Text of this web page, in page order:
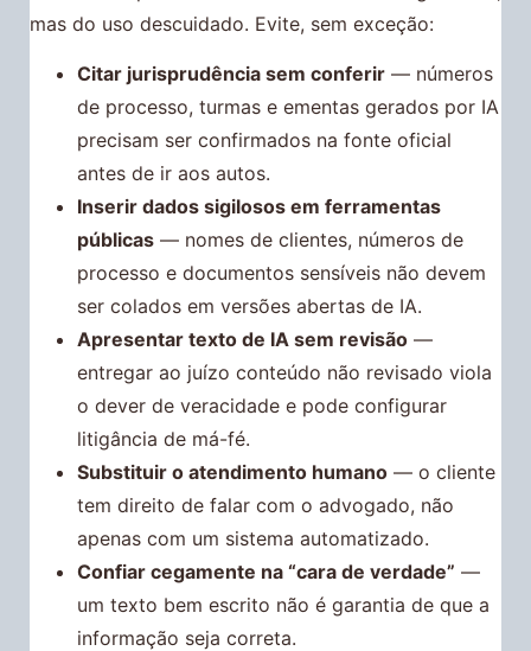
mas do uso descuidado. Evite, sem exceção:
Citar jurisprudência sem conferir — números
de processo, turmas e ementas gerados por IA
precisam ser confirmados na fonte oficial
antes de ir aos autos.
Inserir dados sigilosos em ferramentas
públicas — nomes de clientes, números de
processo e documentos sensíveis não devem
ser colados em versões abertas de IA.
Apresentar texto de IA sem revisão —
entregar ao juízo conteúdo não revisado viola
o dever de veracidade e pode configurar
litigância de má-fé.
Substituir o atendimento humano — o cliente
tem direito de falar com o advogado, não
apenas com um sistema automatizado.
Confiar cegamente na “cara de verdade” —
um texto bem escrito não é garantia de que a
informação seja correta.